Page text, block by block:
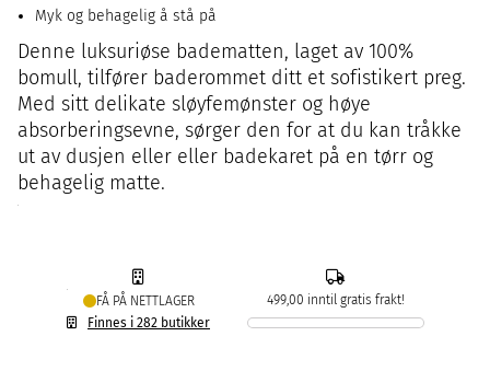
Myk og behagelig å stå på
Denne luksuriøse badematten, laget av 100%
bomull, tilfører baderommet ditt et sofistikert preg.
Med sitt delikate sløyfemønster og høye
absorberingsevne, sørger den for at du kan tråkke
ut av dusjen eller eller badekaret på en tørr og
behagelig matte.
FÅ PÅ NETTLAGER
Finnes i 282 butikker
499,00 inntil gratis frakt!